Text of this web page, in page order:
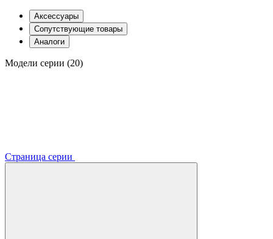
Аксессуары
Сопутствующие товары
Аналоги
Модели серии (20)
Страница серии